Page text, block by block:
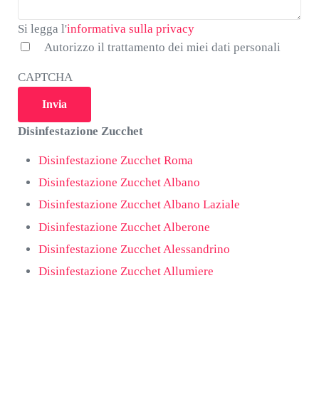
Si legga l'informativa sulla privacy*
Si legga l'informativa sulla privacy
Autorizzo il trattamento dei miei dati personali
CAPTCHA
Disinfestazione Zucchet
Disinfestazione Zucchet Roma
Disinfestazione Zucchet Albano
Disinfestazione Zucchet Albano Laziale
Disinfestazione Zucchet Alberone
Disinfestazione Zucchet Alessandrino
Disinfestazione Zucchet Allumiere